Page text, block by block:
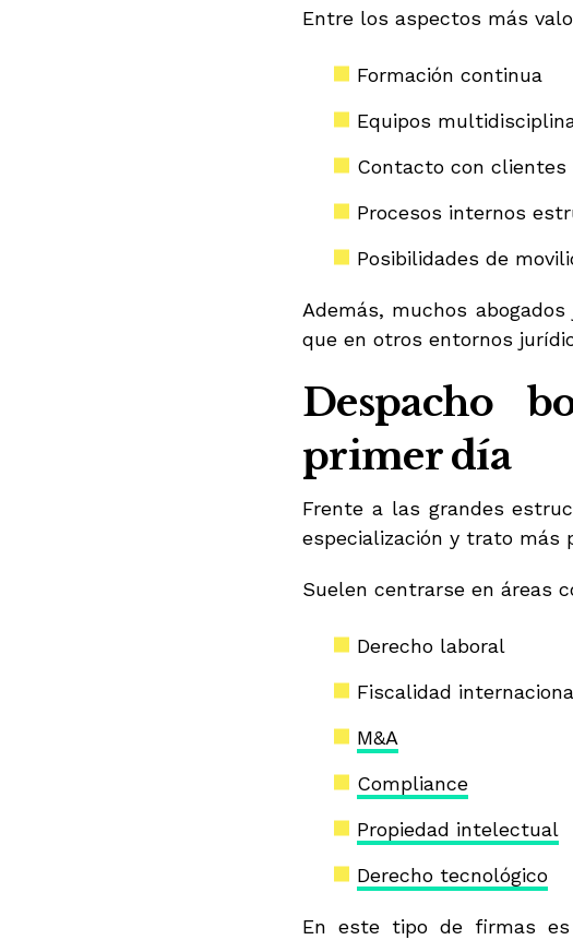
c
*
Entre los aspectos más
Formación continua
Equipos
Contacto con clientes
Procesos internos
Posibilidades de
Además, muchos
que en otros entornos
Despacho
primer día
Frente a las grandes
especialización y trato más
Suelen centrarse en áreas
Derecho laboral
Fiscalidad
M&A
Compliance
Propiedad intelectual
Derecho tecnológico
En este tipo de firmas